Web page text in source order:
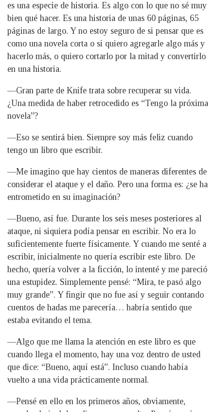
es una especie de historia. Es algo con lo que no sé muy
bien qué hacer. Es una historia de unas 60 páginas, 65
páginas de largo. Y no estoy seguro de si pensar que es
como una novela corta o si quiero agregarle algo más y
hacerlo más, o quiero cortarlo por la mitad y convertirlo
en una historia.
—Gran parte de Knife trata sobre recuperar su vida.
¿Una medida de haber retrocedido es “Tengo la próxima
novela”?
—Eso se sentirá bien. Siempre soy más feliz cuando
tengo un libro que escribir.
—Me imagino que hay cientos de maneras diferentes de
considerar el ataque y el daño. Pero una forma es: ¿se ha
entrometido en su imaginación?
—Bueno, así fue. Durante los seis meses posteriores al
ataque, ni siquiera podía pensar en escribir. No era lo
suficientemente fuerte físicamente. Y cuando me senté a
escribir, inicialmente no quería escribir este libro. De
hecho, quería volver a la ficción, lo intenté y me pareció
una estupidez. Simplemente pensé: “Mira, te pasó algo
muy grande”. Y fingir que no fue así y seguir contando
cuentos de hadas me parecería… habría sentido que
estaba evitando el tema.
—Algo que me llama la atención en este libro es que
cuando llega el momento, hay una voz dentro de usted
que dice: “Bueno, aquí está”. Incluso cuando había
vuelto a una vida prácticamente normal.
—Pensé en ello en los primeros años, obviamente,